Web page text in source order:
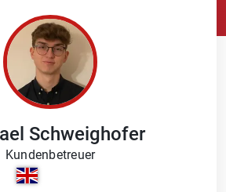
Schweighofer
Kundenbetreuer